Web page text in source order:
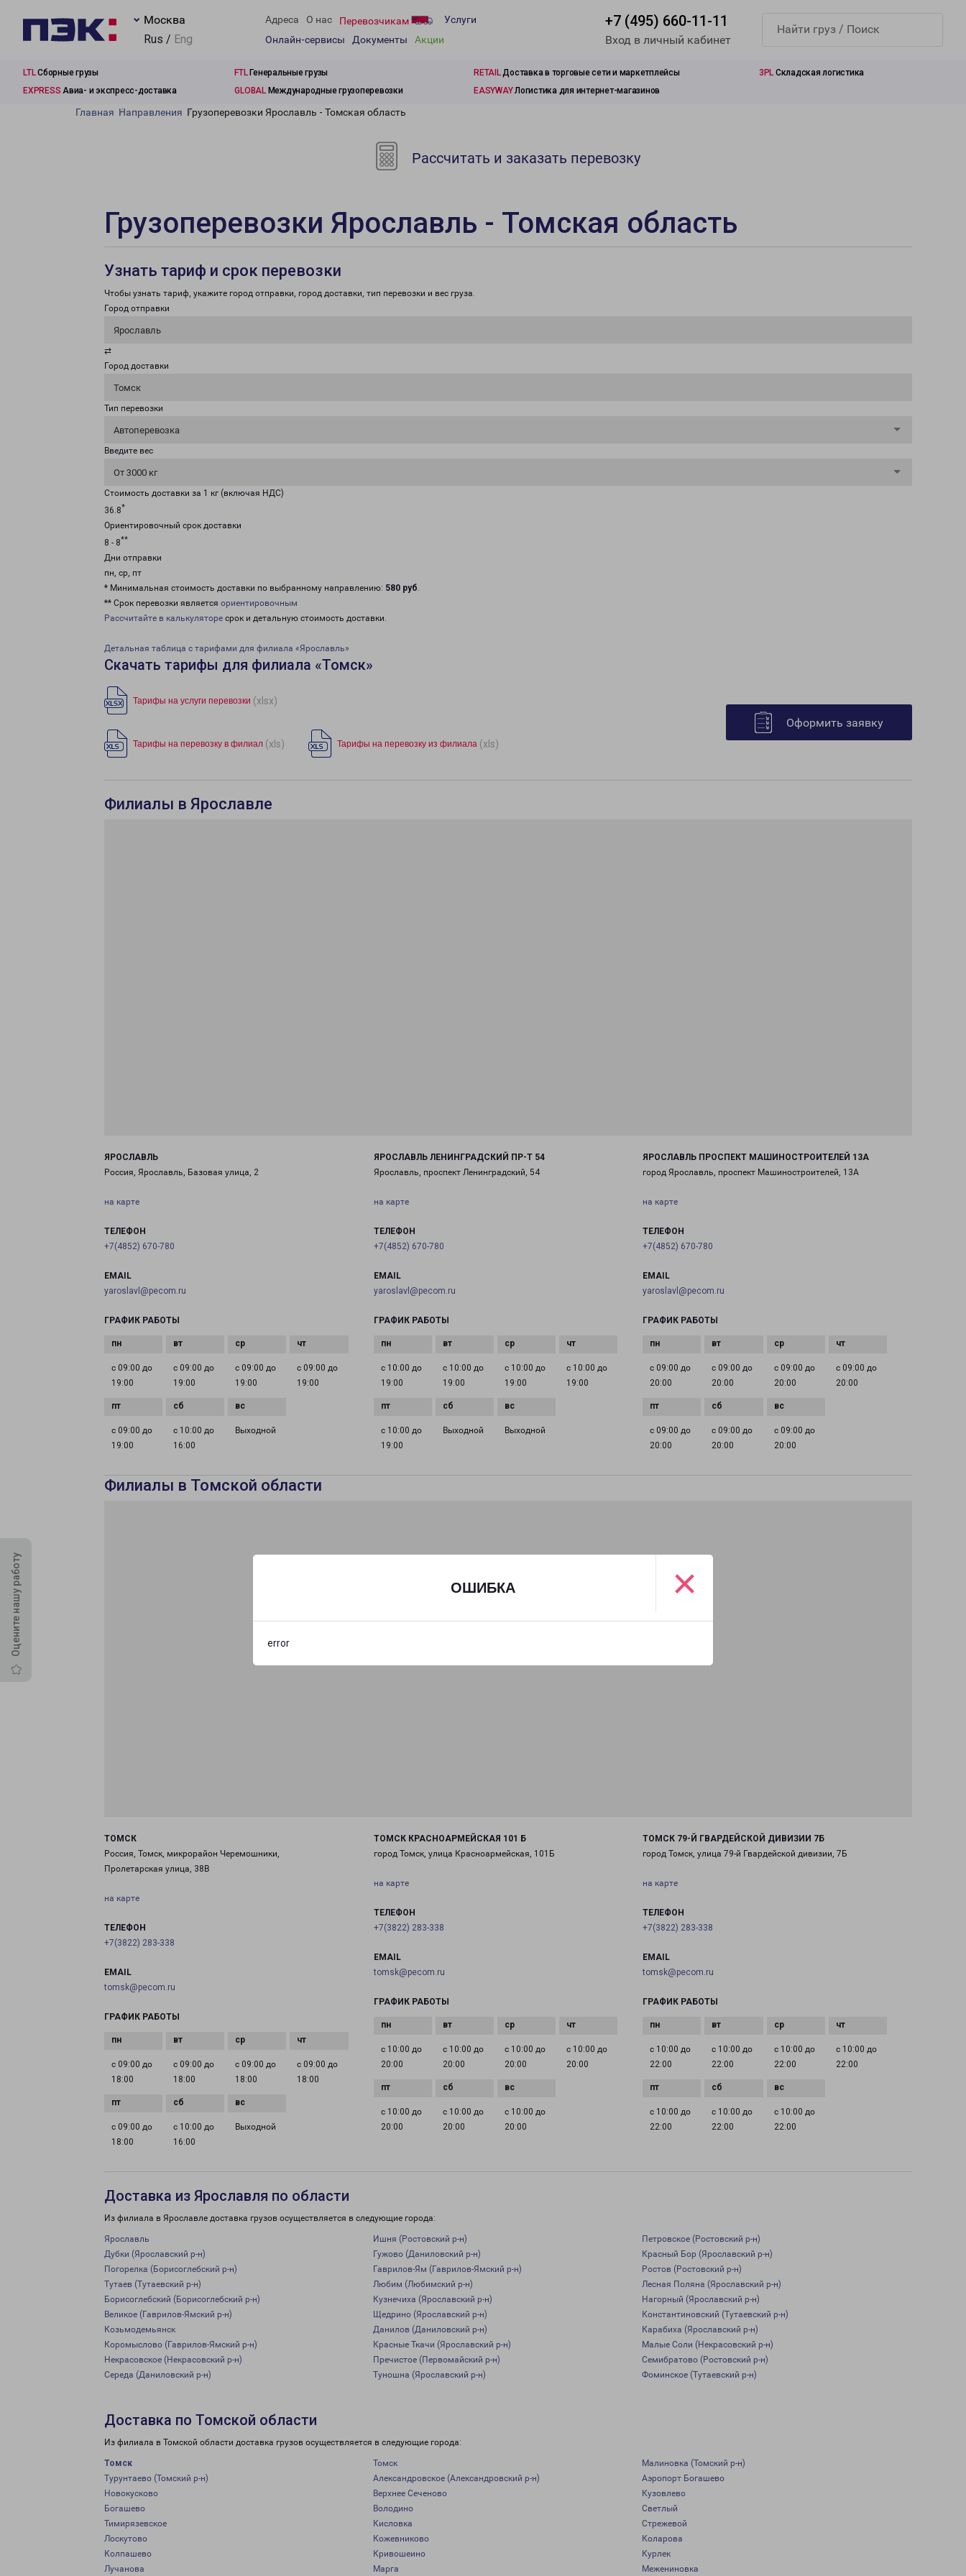
ОШИБКА
error
×
Москва
Rus / Eng
Адреса О нас Перевозчикам
Услуги
Онлайн-сервисы
Документы Акции
+7 (495) 660-11-11
Вход в личный кабинет
LTLСборные грузы FTLГенеральные грузы RETAILДоставка в торговые сети и маркетплейсы 3PL Складская логистика
EXPRESS Авиа- и экспресс-доставка GLOBALМеждународные грузоперевозки EASYWAYЛогистика для интернет-магазинов
Оцените нашу работу
Главная Направления Грузоперевозки Ярославль - Томская область
Рассчитать и заказать перевозку
Грузоперевозки Ярославль - Томская область
Узнать тариф и срок перевозки
Чтобы узнать тариф, укажите город отправки, город доставки, тип перевозки и вес груза.
Город отправки
Ярославль
⇄
Город доставки
Томск
Тип перевозки
Автоперевозка
Введите вес
От 3000 кг
Стоимость доставки за 1 кг (включая НДС)
36.8*
Ориентировочный срок доставки
8 - 8**
Дни отправки
пн, ср, пт
* Минимальная стоимость доставки по выбранному направлению: 580 руб.
** Срок перевозки является ориентировочным
Рассчитайте в калькуляторе срок и детальную стоимость доставки.
Детальная таблица с тарифами для филиала «Ярославль»
Скачать тарифы для филиала «Томск»
Тарифы на услуги перевозки (xlsx)
Тарифы на перевозку в филиал (xls) Тарифы на перевозку из филиала (xls)
Оформить заявку
Филиалы в Ярославле
ЯРОСЛАВЛЬ
Россия, Ярославль, Базовая улица, 2
на карте
ТЕЛЕФОН
+7(4852) 670-780
EMAIL
yaroslavl@pecom.ru
ГРАФИК РАБОТЫ
с 09:00 до
19:00
с 09:00 до
19:00
с 09:00 до
19:00
с 09:00 до
19:00
с 09:00 до
19:00
с 10:00 до
16:00
Выходной
ЯРОСЛАВЛЬ ЛЕНИНГРАДСКИЙ ПР-Т 54
Ярославль, проспект Ленинградский, 54
на карте
ТЕЛЕФОН
+7(4852) 670-780
EMAIL
yaroslavl@pecom.ru
ГРАФИК РАБОТЫ
с 10:00 до
19:00
с 10:00 до
19:00
с 10:00 до
19:00
с 10:00 до
19:00
с 10:00 до
19:00
Выходной Выходной
ЯРОСЛАВЛЬ ПРОСПЕКТ МАШИНОСТРОИТЕЛЕЙ 13А
город Ярославль, проспект Машиностроителей, 13А
на карте
ТЕЛЕФОН
+7(4852) 670-780
EMAIL
yaroslavl@pecom.ru
ГРАФИК РАБОТЫ
с 09:00 до
20:00
с 09:00 до
20:00
с 09:00 до
20:00
с 09:00 до
20:00
с 09:00 до
20:00
с 09:00 до
20:00
с 09:00 до
20:00
Филиалы в Томской области
ТОМСК
Россия, Томск, микрорайон Черемошники,
Пролетарская улица, 38В
на карте
ТЕЛЕФОН
+7(3822) 283-338
EMAIL
tomsk@pecom.ru
ГРАФИК РАБОТЫ
с 09:00 до
18:00
с 09:00 до
18:00
с 09:00 до
18:00
с 09:00 до
18:00
с 09:00 до
18:00
с 10:00 до
16:00
Выходной
ТОМСК КРАСНОАРМЕЙСКАЯ 101 Б
город Томск, улица Красноармейская, 101Б
на карте
ТЕЛЕФОН
+7(3822) 283-338
EMAIL
tomsk@pecom.ru
ГРАФИК РАБОТЫ
с 10:00 до
20:00
с 10:00 до
20:00
с 10:00 до
20:00
с 10:00 до
20:00
с 10:00 до
20:00
с 10:00 до
20:00
с 10:00 до
20:00
ТОМСК 79-Й ГВАРДЕЙСКОЙ ДИВИЗИИ 7Б
город Томск, улица 79-й Гвардейской дивизии, 7Б
на карте
ТЕЛЕФОН
+7(3822) 283-338
EMAIL
tomsk@pecom.ru
ГРАФИК РАБОТЫ
с 10:00 до
22:00
с 10:00 до
22:00
с 10:00 до
22:00
с 10:00 до
22:00
с 10:00 до
22:00
с 10:00 до
22:00
с 10:00 до
22:00
Доставка из Ярославля по области
Из филиала в Ярославле доставка грузов осуществляется в следующие города:
Ярославль Ишня (Ростовский р-н)
Петровское (Ростовский р-н)
Дубки (Ярославский р-н)
Гужово (Даниловский р-н)
Красный Бор (Ярославский р-н)
Погорелка (Борисоглебский р-н)
Гаврилов-Ям (Гаврилов-Ямский р-н)
Ростов (Ростовский р-н)
Тутаев (Тутаевский р-н)
Любим (Любимский р-н)
Лесная Поляна (Ярославский р-н)
Борисоглебский (Борисоглебский р-н)
Кузнечиха (Ярославский р-н)
Нагорный (Ярославский р-н)
Великое (Гаврилов-Ямский р-н)
Щедрино (Ярославский р-н)
Константиновский (Тутаевский р-н)
Козьмодемьянск
Данилов (Даниловский р-н)
Карабиха (Ярославский р-н)
Коромыслово (Гаврилов-Ямский р-н)
Красные Ткачи (Ярославский р-н)
Малые Соли (Некрасовский р-н)
Некрасовское (Некрасовский р-н)
Пречистое (Первомайский р-н)
Семибратово (Ростовский р-н)
Середа (Даниловский р-н)
Туношна (Ярославский р-н) Фоминское (Тутаевский р-н)
Доставка по Томской области
Из филиала в Томской области доставка грузов осуществляется в следующие города:
Томск Томск
Малиновка (Томский р-н)
Турунтаево (Томский р-н)
Александровское (Александровский р-н)
Аэропорт Богашево
Новокусково
Верхнее Сеченово
Кузовлево
Богашево
Володино
Светлый
Тимирязевское
Кисловка
Стрежевой
Лоскутово
Кожевниково
Коларова
Колпашево
Кривошеино
Курлек
Лучанова
Марга Межениновка